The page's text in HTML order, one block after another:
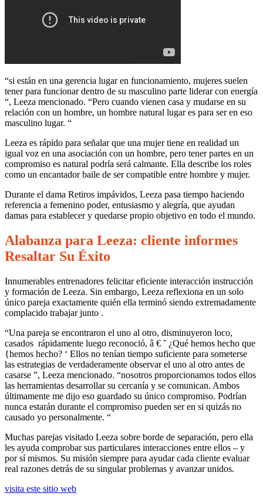
“si están en una gerencia lugar en funcionamiento, mujeres suelen
tener para funcionar dentro de su masculino parte liderar con energía
“, Leeza mencionado. “Pero cuando vienen casa y mudarse en su
relación con un hombre, un hombre natural lugar es para ser en eso
masculino lugar. “
Leeza es rápido para señalar que una mujer tiene en realidad un
igual voz en una asociación con un hombre, pero tener partes en un
compromiso es natural podría será calmante. Ella describe los roles
como un encantador baile de ser compatible entre hombre y mujer.
Durante el dama Retiros impávidos, Leeza pasa tiempo haciendo
referencia a femenino poder, entusiasmo y alegría, que ayudan
damas para establecer y quedarse propio objetivo en todo el mundo.
Alabanza para Leeza: cliente informes
Resaltar Su Éxito
Innumerables entrenadores felicitar eficiente interacción instrucción
y formación de Leeza. Sin embargo, Leeza reflexiona en un solo
único pareja exactamente quién ella terminó siendo extremadamente
complacido trabajar junto .
“Una pareja se encontraron el uno al otro, disminuyeron loco,
casados ​​ rápidamente luego reconoció, â € ˜ ¿Qué hemos hecho que
{hemos hecho? ‘ Ellos no tenían tiempo suficiente para someterse
las estrategias de verdaderamente observar el uno al otro antes de
casarse ​​”, Leeza mencionado. “nosotros proporcionamos todos ellos
las herramientas desarrollar su cercanía y se comunican. Ambos
últimamente me dijo eso guardado su único compromiso. Podrían
nunca estarán durante el compromiso pueden ser en si quizás no
causado yo personalmente. “
Muchas parejas visitado Leeza sobre borde de separación, pero ella
les ayuda comprobar sus particulares interacciones entre ellos – y
por sí mismos. Su misión siempre para ayudar cada cliente evaluar
real razones detrás de su singular problemas y avanzar unidos.
visita este sitio web